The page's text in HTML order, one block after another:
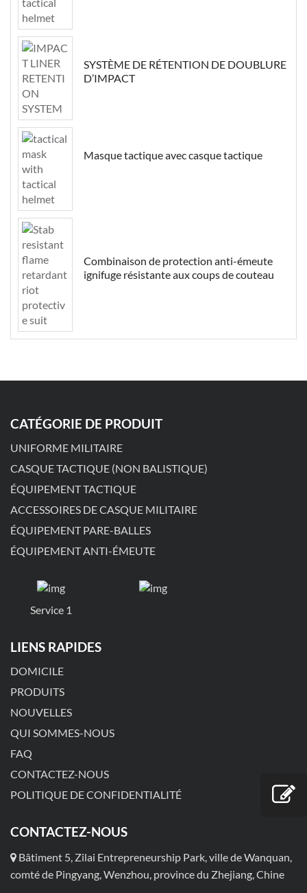
SYSTÈME DE RÉTENTION DE DOUBLURE
D’IMPACT
Masque tactique avec casque tactique
Combinaison de protection anti-émeute
ignifuge résistante aux coups de couteau
CATÉGORIE DE PRODUIT
UNIFORME MILITAIRE
CASQUE TACTIQUE (NON BALISTIQUE)
ÉQUIPEMENT TACTIQUE
ACCESSOIRES DE CASQUE MILITAIRE
ÉQUIPEMENT PARE-BALLES
ÉQUIPEMENT ANTI-ÉMEUTE
Service 1
LIENS RAPIDES
DOMICILE
PRODUITS
NOUVELLES
QUI SOMMES-NOUS
FAQ
CONTACTEZ-NOUS
POLITIQUE DE CONFIDENTIALITÉ
CONTACTEZ-NOUS
Bâtiment 5, Zilai Entrepreneurship Park, ville de Wanquan,
comté de Pingyang, Wenzhou, province du Zhejiang, Chine